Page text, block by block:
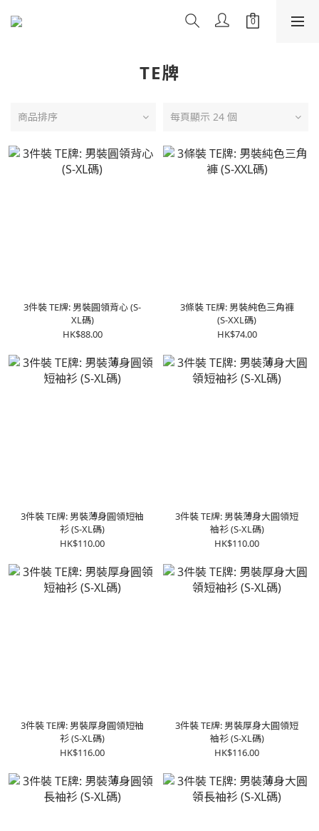
TE牌
商品排序 每頁顯示 24 個
3件裝 TE牌: 男裝圓領背心 (S-
XL碼)
HK$88.00
3條裝 TE牌: 男裝純色三角褲
(S-XXL碼)
HK$74.00
3件裝 TE牌: 男裝薄身圓領短袖
衫 (S-XL碼)
HK$110.00
3件裝 TE牌: 男裝薄身大圓領短
袖衫 (S-XL碼)
HK$110.00
3件裝 TE牌: 男裝厚身圓領短袖
衫 (S-XL碼)
HK$116.00
3件裝 TE牌: 男裝厚身大圓領短
袖衫 (S-XL碼)
HK$116.00